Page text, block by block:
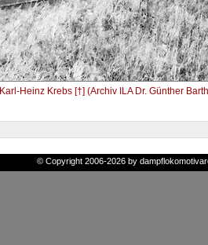
Karl-Heinz Krebs [†] (Archiv ILA Dr. Günther
© Copyright 2006-2026 by